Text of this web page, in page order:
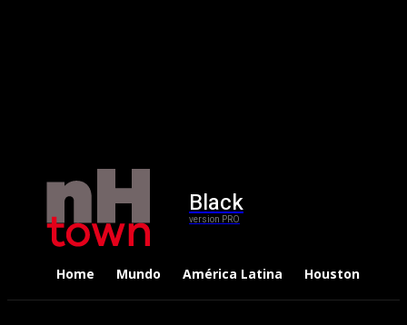
Black
version PRO
Home Mundo América Latina Houston